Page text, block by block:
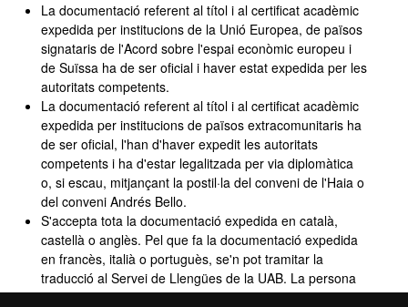
La documentació referent al títol i al certificat acadèmic
expedida per institucions de la Unió Europea, de països
signataris de l'Acord sobre l'espai econòmic europeu i
de Suïssa ha de ser oficial i haver estat expedida per les
autoritats competents.
La documentació referent al títol i al certificat acadèmic
expedida per institucions de països extracomunitaris ha
de ser oficial, l'han d'haver expedit les autoritats
competents i ha d'estar legalitzada per via diplomàtica
o, si escau, mitjançant la postil·la del conveni de l'Haia o
del conveni Andrés Bello.
S'accepta tota la documentació expedida en català,
castellà o anglès. Pel que fa la documentació expedida
en francès, italià o portuguès, se'n pot tramitar la
traducció al Servei de Llengües de la UAB. La persona
interessada s'ha de fer càrrec d'aquesta gestió i de les